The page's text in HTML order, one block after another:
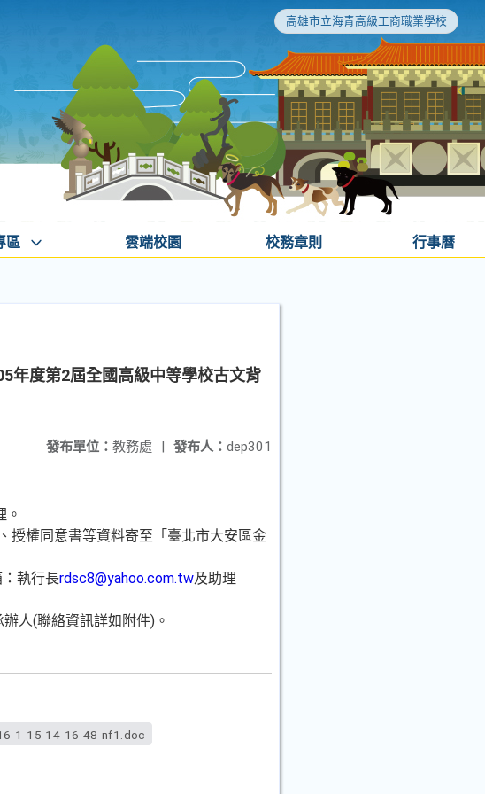
高雄市立海青高級工商職業學校
區 雲端校園 校務章則 行事曆
年度第2屆全國高級中等學校古文背
發布人： dep301
發布單位： 教務處 |
授權同意書等資料寄至「臺北市大安區金
執行長rdsc8@yahoo.com.tw及助理
人(聯絡資訊詳如附件)。
1-15-14-16-48-nf1.doc